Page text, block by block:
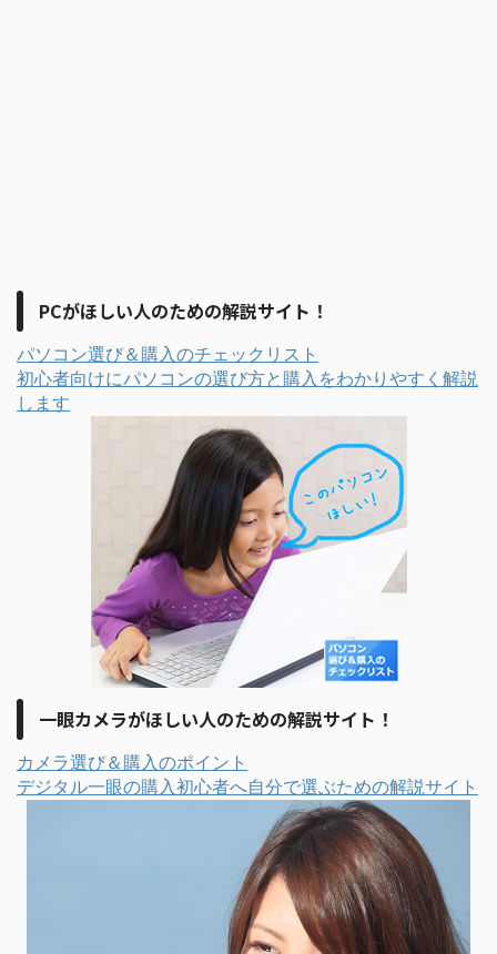
PCがほしい人のための解説サイト！
パソコン選び＆購入のチェックリスト
初心者向けにパソコンの選び方と購入をわかりやすく解説
します
一眼カメラがほしい人のための解説サイト！
カメラ選び＆購入のポイント
デジタル一眼の購入初心者へ自分で選ぶための解説サイト